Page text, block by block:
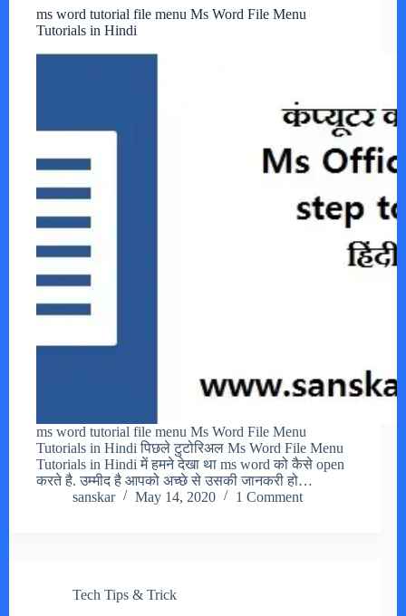
ms word tutorial file menu Ms Word File Menu
Tutorials in Hindi
ms word tutorial file menu Ms Word File Menu
Tutorials in Hindi पिछले टुटोरिअल Ms Word File Menu
Tutorials in Hindi में हमने देखा था ms word को कैसे open
करते है. उम्मीद है आपको अच्छे से उसकी जानकरी हो…
sanskar
May 14, 2020 1 Comment
Tech Tips & Trick